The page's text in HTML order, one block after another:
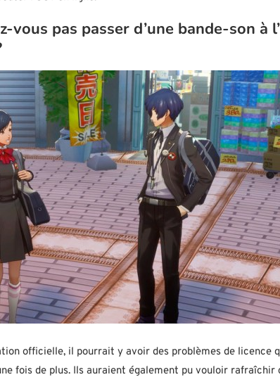
vous pas passer d’une bande-son à
officielle, il pourrait y avoir des problèmes de licence
fois de plus. Ils auraient également pu vouloir rafraîchir